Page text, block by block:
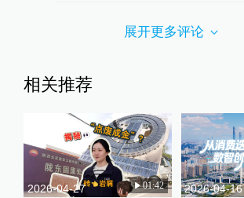
展开更多评论
相关推荐
2026-04-27 01:42 2026-04-16